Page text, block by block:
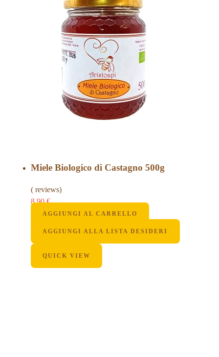
Miele Biologico di Castagno 500g
( reviews)
8,90€
AGGIUNGI AL CARRELLO
AGGIUNGI ALLA LISTA DESIDERI
QUICK VIEW